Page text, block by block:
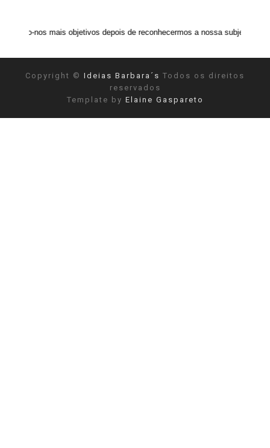
objetivos depois de reconhecermos a nossa subjetividade." ANAIS NIN
Copyright © Ideias Barbara´s Todos os direitos
reservados
Template by Elaine Gaspareto